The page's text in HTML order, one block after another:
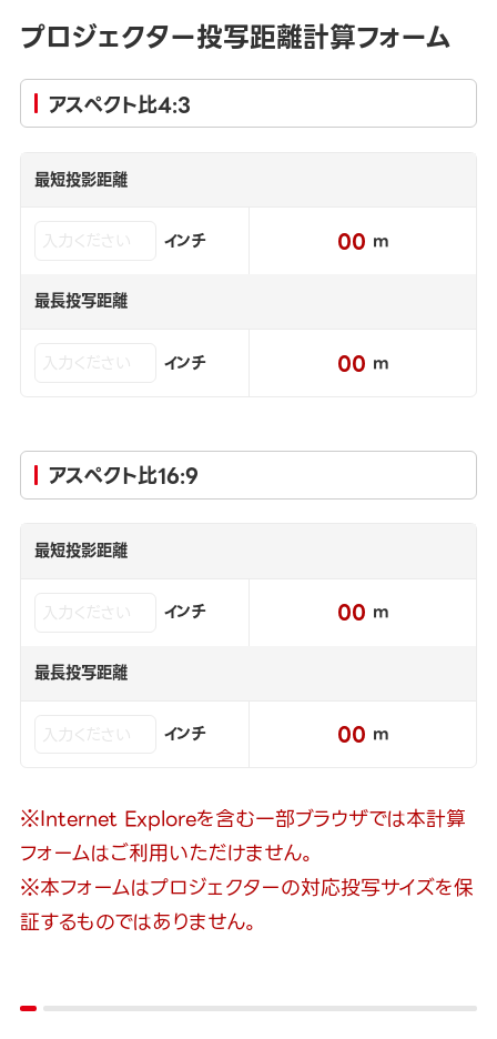
プロジェクター投写距離計算フォーム
アスペクト比4:3
最短投影距離
インチ 00 m
最長投写距離
インチ 00 m
アスペクト比16:9
最短投影距離
インチ 00 m
最長投写距離
インチ 00 m
※Internet Exploreを含む一部ブラウザでは本計算
フォームはご利用いただけません。
※本フォームはプロジェクターの対応投写サイズを保
証するものではありません。